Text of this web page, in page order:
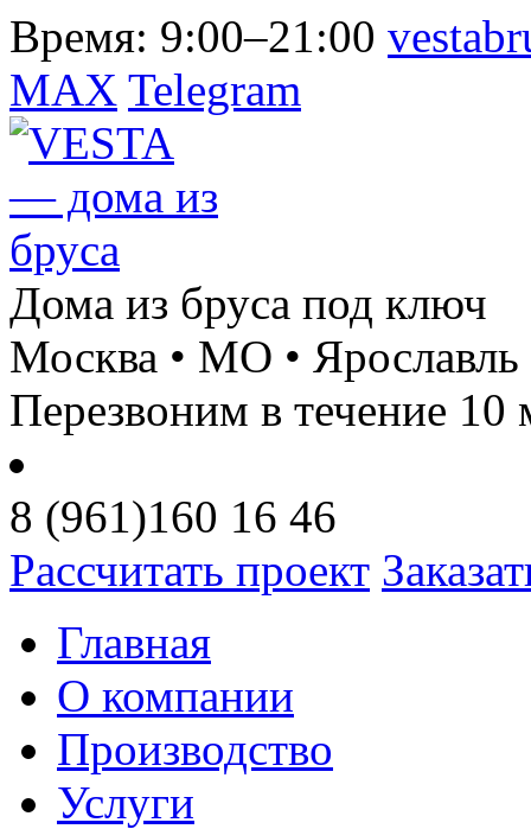
Время: 9:00–21:00
MAX Telegram
Дома из бруса под ключ
Москва • МО • Ярославль
Перезвоним в течение 10
8 (961)160 16 46
Рассчитать проект
Главная
О компании
Производство
Услуги